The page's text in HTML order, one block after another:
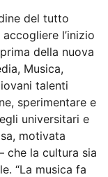
del tutto
l’inizio
prima della nuova
Musica,
talenti
sperimentare e
universitari e
motivata
che la cultura sia
“La musica fa